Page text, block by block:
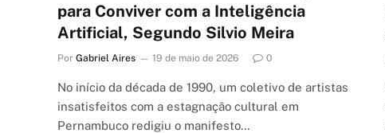
para Conviver com a Inteligência
Artificial, Segundo Silvio Meira
Por Gabriel Aires 19 de maio de 2026 0
No início da década de 1990, um coletivo de artistas
insatisfeitos com a estagnação cultural em
Pernambuco redigiu o manifesto…